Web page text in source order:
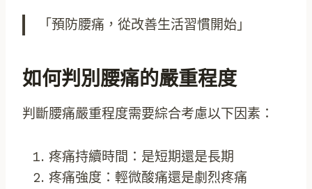
「預防腰痛，從改善生活習慣開始」
如何判別腰痛的嚴重程度
判斷腰痛嚴重程度需要綜合考慮以下因素：
疼痛持續時間：是短期還是長期
疼痛強度：輕微酸痛還是劇烈疼痛